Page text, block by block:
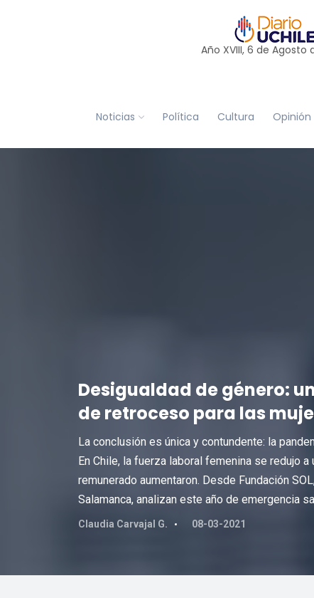
Año XVIII, 6 de Agosto
Noticias Política Cultura Opinión
Desigualdad de género:
de retroceso para las
La conclusión es única y contundente: la
En Chile, la fuerza laboral femenina se redujo
remunerado aumentaron. Desde Fundación
Salamanca, analizan este año de emergencia
Claudia Carvajal G. 08-03-2021